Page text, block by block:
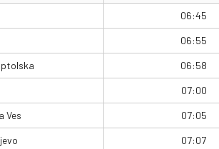
06:45
06:55
06:58
07:00
Ves 07:05
07:07